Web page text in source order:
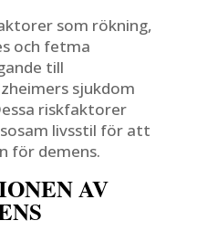
som rökning,
och fetma
till
sjukdom
riskfaktorer
livsstil för att
för demens.
AV